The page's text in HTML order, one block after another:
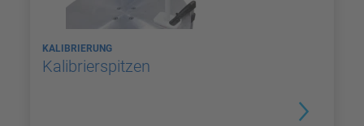
KALIBRIERUNG
Kalibrierspitzen